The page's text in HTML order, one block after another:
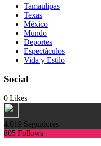
Tamaulipas
Texas
México
Mundo
Deportes
Espectàculos
Vida y Estilo
Social
0 Likes
4.019 Seguidores
805 Follows